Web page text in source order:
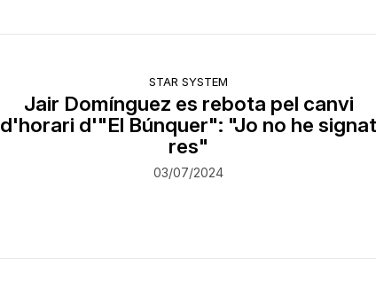
STAR SYSTEM
Jair Domínguez es rebota pel canvi
d'horari d'"El Búnquer": "Jo no he
res"
03/07/2024